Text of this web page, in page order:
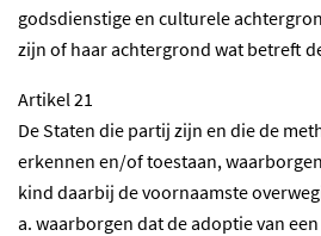
godsdienstige en culturele
zijn of haar achtergrond wat betreft
Artikel 21
De Staten die partij zijn en die de
erkennen en/of toestaan,
kind daarbij de voornaamste
a. waarborgen dat de adoptie van